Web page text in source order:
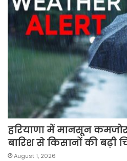
हरियाणा में मानसून
बारिश से किसानों की बढ़ी
August 1, 2026